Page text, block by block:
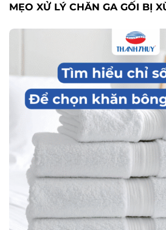
MẸO XỬ LÝ CHĂN GA GỐI BỊ